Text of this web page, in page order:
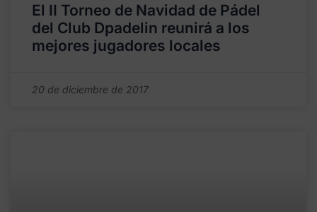
El II Torneo de Navidad de Pádel
del Club Dpadelin reunirá a los
mejores jugadores locales
20 de diciembre de 2017